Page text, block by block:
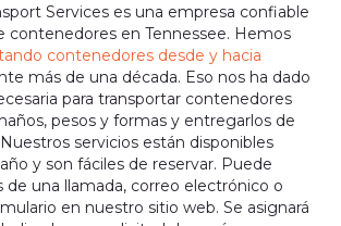
Services es una empresa confiable
contenedores en Tennessee. Hemos
contenedores desde y hacia
más de una década. Eso nos ha dado
para transportar contenedores
pesos y formas y entregarlos de
servicios están disponibles
y son fáciles de reservar. Puede
de una llamada, correo electrónico o
en nuestro sitio web. Se asignará